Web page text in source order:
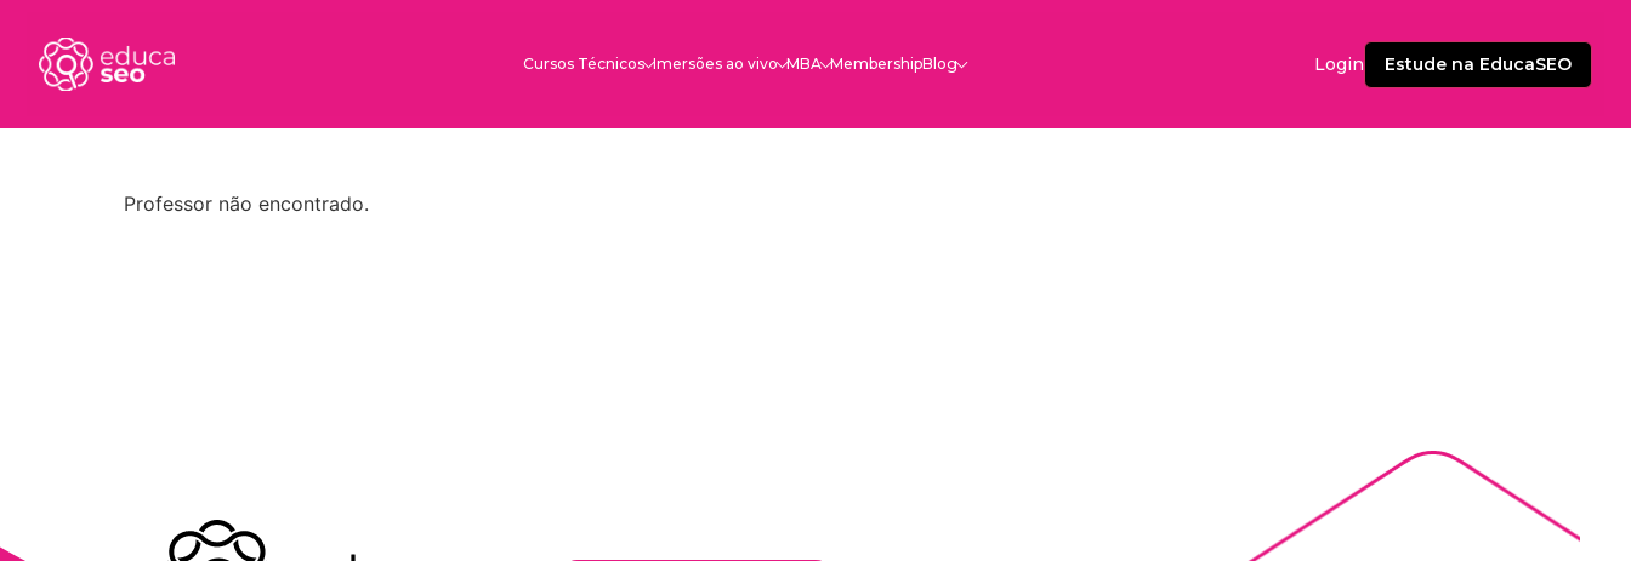
Cursos Técnicos Imersões ao vivo MBA MembershipBlog Estude na EducaSEO
Login
Professor não encontrado.